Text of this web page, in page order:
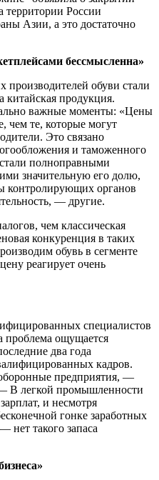
территории России
Азии, а это достаточно
бессмысленна»
производителей обуви стали
китайская продукция.
важные моменты: «Цены
чем те, которые могут
Это связано
и таможенного
полноправными
значительную его долю,
контролирующих органов
— другие.
чем классическая
конкуренция в таких
обувь в сегменте
реагирует очень
специалистов
проблема ощущается
два года
кадров.
предприятия, —
В легкой промышленности
и несмотря
гонке заработных
нет такого запаса